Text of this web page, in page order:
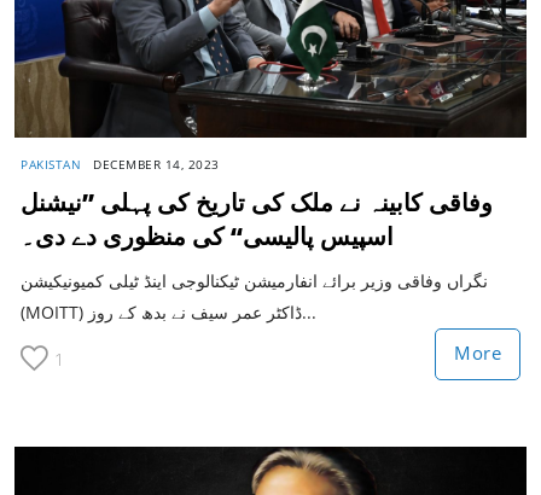
PAKISTAN DECEMBER 14, 2023
وفاقی کابینہ نے ملک کی تاریخ کی پہلی ’’نیشنل
اسپیس پالیسی‘‘ کی منظوری دے دی۔
نگراں وفاقی وزیر برائے انفارمیشن ٹیکنالوجی اینڈ ٹیلی کمیونیکیشن
(MOITT) ڈاکٹر عمر سیف نے بدھ کے روز...
1 More